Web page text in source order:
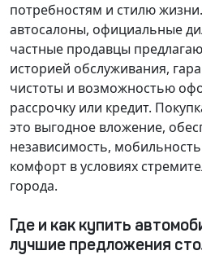
потребностям и стилю
автосалоны, официальные
частные продавцы
историей обслуживания,
чистоты и возможностью
рассрочку или кредит.
это выгодное вложение,
независимость,
комфорт в условиях
города.
Где и как купить
лучшие предложения